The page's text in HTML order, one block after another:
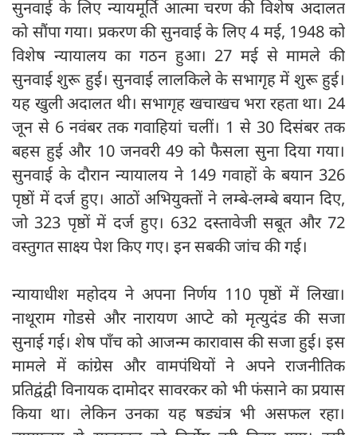
सुनवाई के लिए न्यायमूर्ति आत्मा चरण की विशेष अदालत
को सौंपा गया। प्रकरण की सुनवाई के लिए 4 मई, 1948 को
विशेष न्यायालय का गठन हुआ। 27 मई से मामले की
सुनवाई शुरू हुई। सुनवाई लालकिले के सभागृह में शुरू हुई।
यह खुली अदालत थी। सभागृह खचाखच भरा रहता था। 24
जून से 6 नवंबर तक गवाहियां चलीं। 1 से 30 दिसंबर तक
बहस हुई और 10 जनवरी 49 को फैसला सुना दिया गया।
सुनवाई के दौरान न्यायालय ने 149 गवाहों के बयान 326
पृष्ठों में दर्ज हुए। आठों अभियुक्तों ने लम्बे-लम्बे बयान दिए,
जो 323 पृष्ठों में दर्ज हुए। 632 दस्तावेजी सबूत और 72
वस्तुगत साक्ष्य पेश किए गए। इन सबकी जांच की गई।
न्यायाधीश महोदय ने अपना निर्णय 110 पृष्ठों में लिखा।
नाथूराम गोडसे और नारायण आप्टे को मृत्युदंड की सजा
सुनाई गई। शेष पाँच को आजन्म कारावास की सजा हुई। इस
मामले में कांग्रेस और वामपंथियों ने अपने राजनीतिक
प्रतिद्वंद्वी विनायक दामोदर सावरकर को भी फंसाने का प्रयास
किया था। लेकिन उनका यह षड्यंत्र भी असफल रहा।